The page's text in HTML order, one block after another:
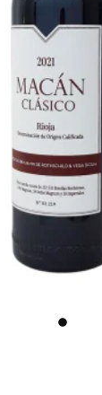
Zeit gibt noch